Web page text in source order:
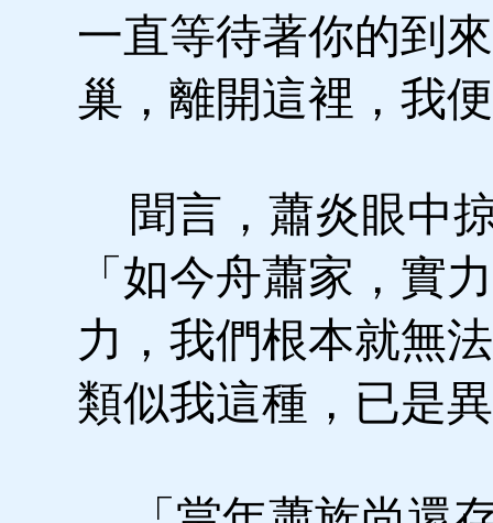
一直等待著你的到
巢，離開這裡，我
聞言，蕭炎眼中
「如今舟蕭家，實
力，我們根本就無
類似我這種，已是